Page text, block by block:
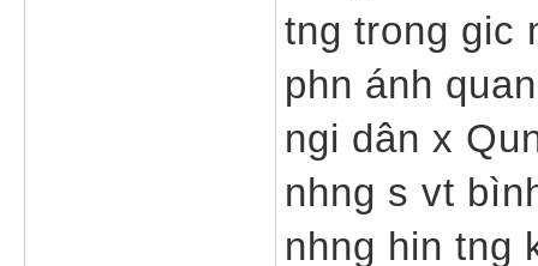
tng trong gic
phn ánh
ngi dân x
nhng s vt
nhng hin tng